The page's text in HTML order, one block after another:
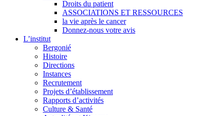
Droits du patient
ASSOCIATIONS ET RESSOURCES
la vie après le cancer
Donnez-nous votre avis
L’institut
Bergonié
Histoire
Directions
Instances
Recrutement
Projets d’établissement
Rapports d’activités
Culture & Santé